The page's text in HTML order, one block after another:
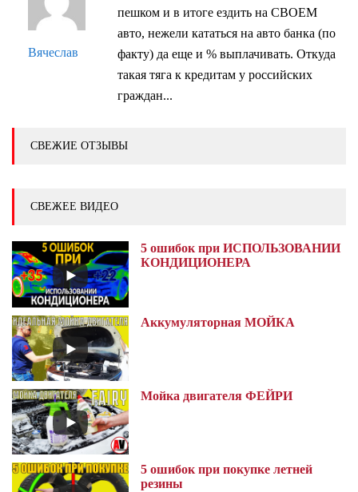
Вячеслав
пешком и в итоге ездить на СВОЕМ
авто, нежели кататься на авто банка (по
факту) да еще и % выплачивать. Откуда
такая тяга к кредитам у российских
граждан...
СВЕЖИЕ ОТЗЫВЫ
СВЕЖЕЕ ВИДЕО
5 ошибок при ИСПОЛЬЗОВАНИИ
КОНДИЦИОНЕРА
Аккумуляторная МОЙКА
Мойка двигателя ФЕЙРИ
5 ошибок при покупке летней
резины